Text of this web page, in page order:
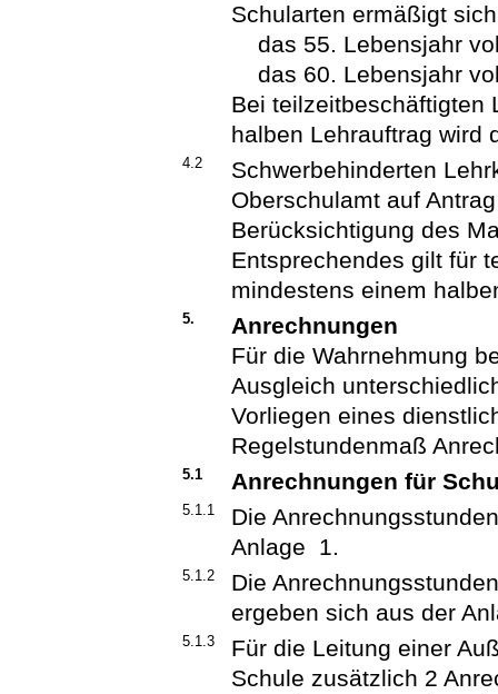
Schularten ermäßigt
das 55. Lebensjahr
das 60. Lebensjahr
Bei teilzeitbeschäftigten
halben Lehrauftrag wird
4.2
Schwerbehinderten
Oberschulamt auf
Berücksichtigung des
Entsprechendes gilt für
mindestens einem
5.
Anrechnungen
Für die Wahrnehmung
Ausgleich
Vorliegen eines
Regelstundenmaß
5.1 Anrechnungen für
5.1.1
Die
Anlage 1.
5.1.2
Die
ergeben sich aus der
5.1.3
Für die Leitung einer
Schule zusätzlich 2